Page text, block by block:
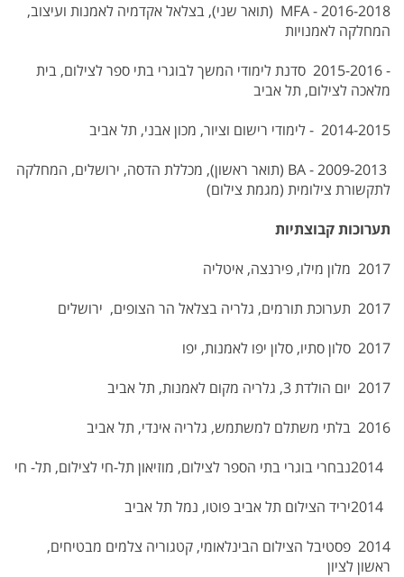
MFA - 2016-2018 (תואר שני), בצלאל אקדמיה לאמנות ועיצוב,
המחלקה לאמנויות
- 2015-2016 סדנת לימודי המשך לבוגרי בתי ספר לצילום, בית
מלאכה לצילום, תל אביב
2014-2015 - לימודי רישום וציור, מכון אבני, תל אביב
2009-2013 - BA (תואר ראשון), מכללת הדסה, ירושלים, המחלקה
לתקשורת צילומית (מגמת צילום)
תערוכות קבוצתיות
2017 מלון מילו, פירנצה, איטליה
2017 תערוכת תורמים, גלריה בצלאל הר הצופים, ירושלים
2017 סלון סתיו, סלון יפו לאמנות, יפו
2017 יום הולדת 3, גלריה מקום לאמנות, תל אביב
2016 בלתי משתלם למשתמש, גלריה אינדי, תל אביב
2014 פסטיבל הצילום הבינלאומי, קטגוריה צלמים מבטיחים,
ראשון לציון